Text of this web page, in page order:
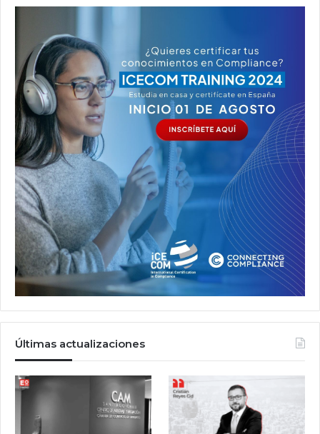
Últimas actualizaciones